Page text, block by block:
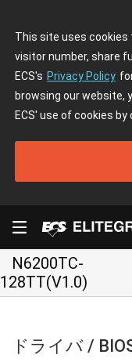
This site uses cookies
visitor number, share
ECS's Privacy Policy
browsing our website,
ECS' use of cookies by
N6200TC-
128TT(V1.0)
ドライバ /